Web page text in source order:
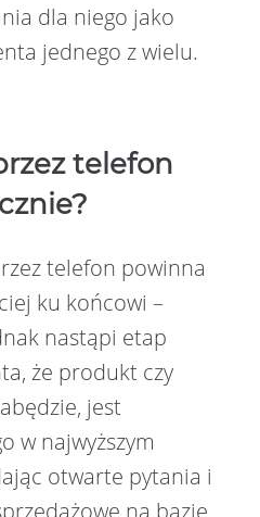
dla niego jako
jednego z wielu.
telefon
telefon powinna
ku końcowi –
nastąpi etap
że produkt czy
jest
w najwyższym
otwarte pytania i